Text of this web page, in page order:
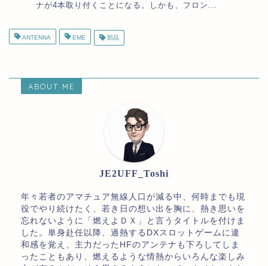
ナが4本取り付くことになる。しかも、フロン...
ANTENNA EME 部品
ABOUT ME
JE2UFF_Toshi
年々若者のアマチュア無線人口が減る中、何時までも現
役でやり続けたく、若き日の想い出を胸に、熱き思いを
忘れないように「燃えよＤＸ」と言うタイトルを付けま
した。単身赴任以降、過熱するDXスロットゲームに違
和感を覚え、主力だったHFのアンテナも下ろしてしま
ったこともあり、燃えるような情熱からいろんな楽しみ